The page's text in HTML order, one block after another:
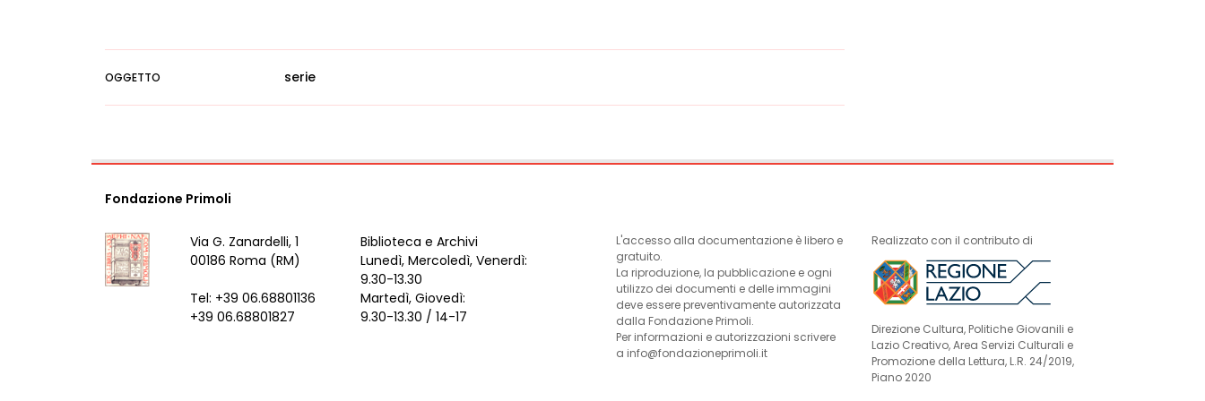
OGGETTO serie
Fondazione Primoli
Via G. Zanardelli, 1
00186 Roma (RM)
Tel: +39 06.68801136
+39 06.68801827
Biblioteca e Archivi
Lunedì, Mercoledì, Venerdì:
9.30-13.30
Martedì, Giovedì:
9.30-13.30 / 14-17
L'accesso alla documentazione è libero e
gratuito.
La riproduzione, la pubblicazione e ogni
utilizzo dei documenti e delle immagini
deve essere preventivamente autorizzata
dalla Fondazione Primoli.
Per informazioni e autorizzazioni scrivere
a info@fondazioneprimoli.it
Realizzato con il contributo di
Direzione Cultura, Politiche Giovanili e
Lazio Creativo, Area Servizi Culturali e
Promozione della Lettura, L.R. 24/2019,
Piano 2020